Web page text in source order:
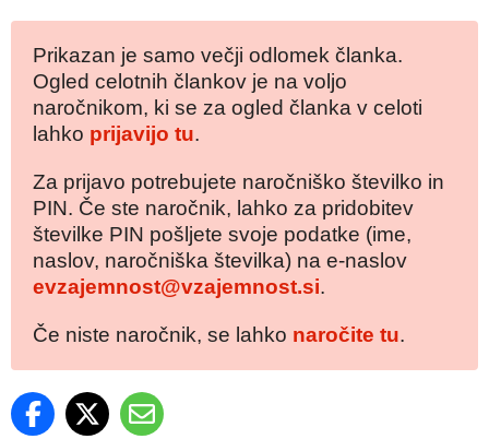
Prikazan je samo večji odlomek članka.
Ogled celotnih člankov je na voljo
naročnikom, ki se za ogled članka v celoti
lahko prijavijo tu.
Za prijavo potrebujete naročniško številko in
PIN. Če ste naročnik, lahko za pridobitev
številke PIN pošljete svoje podatke (ime,
naslov, naročniška številka) na e-naslov
evzajemnost@vzajemnost.si.
Če niste naročnik, se lahko naročite tu.